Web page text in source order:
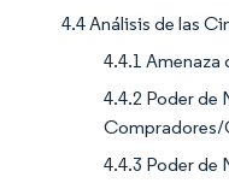
4.4 Análisis de las
4.4.1
4.4.2 Poder de
Compradores/
4.4.3 Poder de